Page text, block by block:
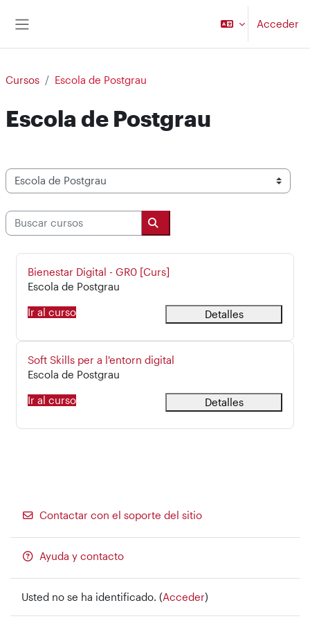
Acceder
Cursos Escola de Postgrau
Escola de Postgrau
Categorías
Buscar cursos
Buscar cursos
Nombre del curso
Bienestar Digital - GR0 [Curs]
Categoría del curso
Escola de Postgrau
Ir al curso Detalles
Nombre del curso
Soft Skills per a l'entorn digital
Categoría del curso
Escola de Postgrau
Ir al curso Detalles
Contactar con el soporte del sitio
Ayuda y contacto
Usted no se ha identificado. (Acceder)